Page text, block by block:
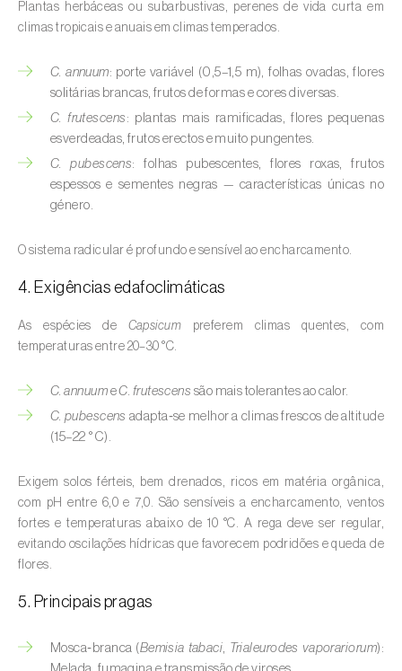
Batata (Solanum tuberosum)
Begónia (Hillebrandia sandwicensis e
Begonia spp.)
Beringela (Solanum melongena )
Beterraba (
Bétula (Betula spp.
Buxo ( Buxus sempervirens L.
Cacaueiro ( Theobroma cacao)
Cafeeiro (
Cajueiro (Anacardium occidentale)
Cana-de-açúcar (
Cânhamo / Canábis (Cannabis sativa)
Carambola (Averrhoa carambola)
Carpino-europeu ( Carpinus betulus
Carvalhos (Quercus spp. e Fagus spp.
Plantas herbáceas ou subarbustivas, perenes de vida curta em
climas tropicais e anuais em climas temperados.
C. annuum: porte variável (0,5–1,5 m), folhas ovadas, flores
solitárias brancas, frutos de formas e cores diversas.
C. frutescens : plantas mais ramificadas, flores pequenas
esverdeadas, frutos erectos e muito pungentes.
C. pubescens: folhas pubescentes, flores roxas, frutos
espessos e sementes negras — características únicas no
género.
O sistema radicular é profundo e sensível ao encharcamento.
4. Exigências edafoclimáticas
As espécies de Capsicum preferem climas quentes, com
temperaturas entre 20–30 °C.
C. annuum eC. frutescens são mais tolerantes ao calor.
C. pubescens adapta‑se melhor a climas frescos de altitude
(15–22 °C).
Exigem solos férteis, bem drenados, ricos em matéria orgânica,
com pH entre 6,0 e 7,0. São sensíveis a encharcamento, ventos
fortes e temperaturas abaixo de 10 °C. A rega deve ser regular,
evitando oscilações hídricas que favorecem podridões e queda de
flores.
5. Principais pragas
Mosca‑branca (Bemisia tabaci, Trialeurodes vaporariorum):